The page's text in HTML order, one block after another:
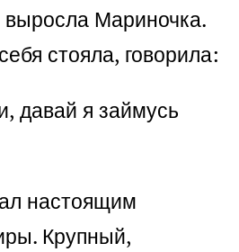
Мариночка.
стояла, говорила:
давай я займусь
настоящим
Крупный,